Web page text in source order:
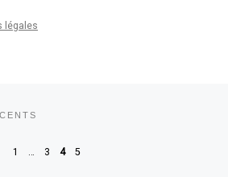
légales
1 … 3 4 5